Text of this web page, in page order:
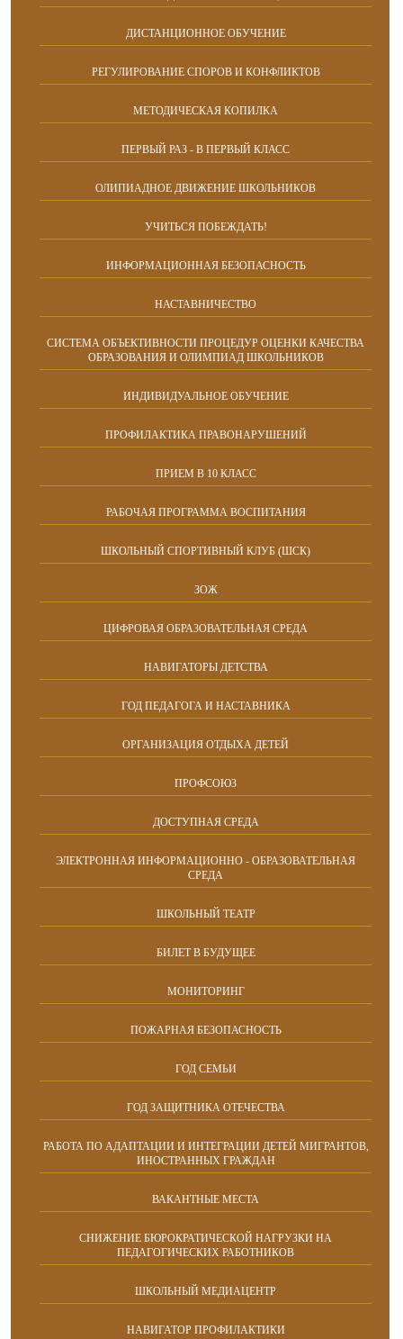
ДИСТАНЦИОННОЕ ОБУЧЕНИЕ
РЕГУЛИРОВАНИЕ СПОРОВ И КОНФЛИКТОВ
МЕТОДИЧЕСКАЯ КОПИЛКА
ПЕРВЫЙ РАЗ - В ПЕРВЫЙ КЛАСС
ОЛИПИАДНОЕ ДВИЖЕНИЕ ШКОЛЬНИКОВ
УЧИТЬСЯ ПОБЕЖДАТЬ!
ИНФОРМАЦИОННАЯ БЕЗОПАСНОСТЬ
НАСТАВНИЧЕСТВО
CИСТЕМА ОБЪЕКТИВНОСТИ ПРОЦЕДУР ОЦЕНКИ КАЧЕСТВА
ОБРАЗОВАНИЯ И ОЛИМПИАД ШКОЛЬНИКОВ
ИНДИВИДУАЛЬНОЕ ОБУЧЕНИЕ
ПРОФИЛАКТИКА ПРАВОНАРУШЕНИЙ
ПРИЕМ В 10 КЛАСС
РАБОЧАЯ ПРОГРАММА ВОСПИТАНИЯ
ШКОЛЬНЫЙ СПОРТИВНЫЙ КЛУБ (ШСК)
ЗОЖ
ЦИФРОВАЯ ОБРАЗОВАТЕЛЬНАЯ СРЕДА
НАВИГАТОРЫ ДЕТСТВА
ГОД ПЕДАГОГА И НАСТАВНИКА
ОРГАНИЗАЦИЯ ОТДЫХА ДЕТЕЙ
ПРОФСОЮЗ
ДОСТУПНАЯ СРЕДА
ЭЛЕКТРОННАЯ ИНФОРМАЦИОННО - ОБРАЗОВАТЕЛЬНАЯ
СРЕДА
ШКОЛЬНЫЙ ТЕАТР
БИЛЕТ В БУДУЩЕЕ
МОНИТОРИНГ
ПОЖАРНАЯ БЕЗОПАСНОСТЬ
ГОД СЕМЬИ
ГОД ЗАЩИТНИКА ОТЕЧЕСТВА
РАБОТА ПО АДАПТАЦИИ И ИНТЕГРАЦИИ ДЕТЕЙ МИГРАНТОВ,
ИНОСТРАННЫХ ГРАЖДАН
ВАКАНТНЫЕ МЕСТА
СНИЖЕНИЕ БЮРОКРАТИЧЕСКОЙ НАГРУЗКИ НА
ПЕДАГОГИЧЕСКИХ РАБОТНИКОВ
ШКОЛЬНЫЙ МЕДИАЦЕНТР
НАВИГАТОР ПРОФИЛАКТИКИ